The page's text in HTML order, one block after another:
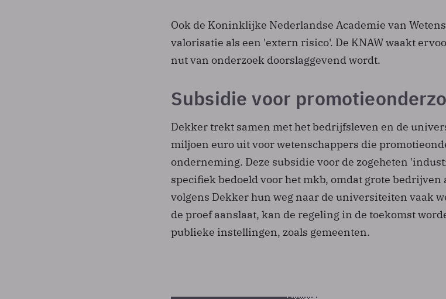
Ook de Koninklijke Nederlandse Academie van
valorisatie als een 'extern risico'. De KNAW waakt
nut van onderzoek doorslaggevend wordt.
Subsidie voor
Dekker trekt samen met het bedrijfsleven en de
miljoen euro uit voor wetenschappers die
onderneming. Deze subsidie voor de zogeheten
specifiek bedoeld voor het mkb, omdat grote bedrijven
volgens Dekker hun weg naar de universiteiten vaak
de proef aanslaat, kan de regeling in de toekomst
publieke instellingen, zoals gemeenten.